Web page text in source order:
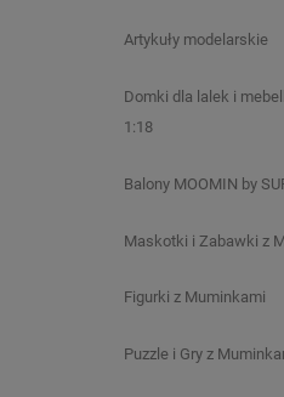
Artykuły modelarskie
Domki dla lalek i
1:18
Balony MOOMIN by
Maskotki i Zabawki z
Figurki z Muminkami
Puzzle i Gry z